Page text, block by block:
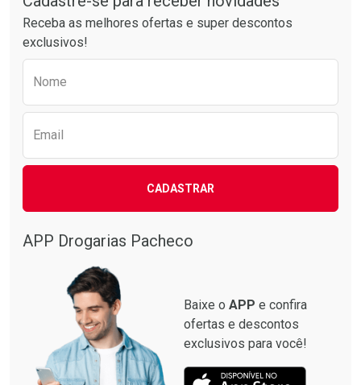
Comprar sem Desconto
Comprar sem Desconto
Comprar sem Desconto
Comprar sem Desconto
Receba as melhores ofertas e super descontos
exclusivos!
Nome
Email
CADASTRAR
APP Drogarias Pacheco
Baixe o APP e confira
ofertas e descontos
exclusivos para você!